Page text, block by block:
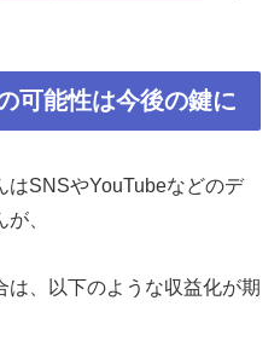
可能性は今後の鍵に
はSNSやYouTubeなどのデ
、
、以下のような収益化が期